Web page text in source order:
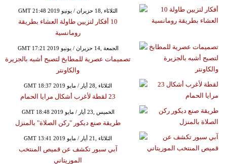
GMT 21:48 2019 الثلاثاء ,18 حزيران / يونيو
10 أفكار لتزيين طاولة العشاء بطريقة
رومانسية
GMT 17:21 2019 الجمعة ,14 حزيران / يونيو
تصميمات عصرية للمطابخ لتصبح أشبه بالجزيرة
والكاونتر
GMT 18:37 2019 الثلاثاء ,28 أيار / مايو
23 لقطة لأغرب أشكال مرايا الحمام
GMT 18:48 2019 الخميس ,23 أيار / مايو
طريقة صنع ديكور "ركن الصلاة" بالمنزل
GMT 13:41 2019 الثلاثاء ,21 أيار / مايو
آبي سبور تكشف عن قميص المنتخب
الموريتاني